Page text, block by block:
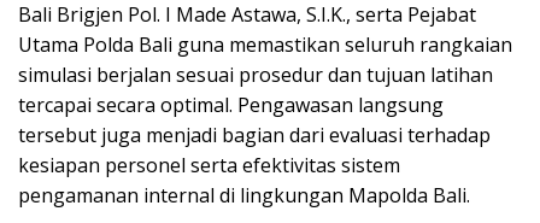
Bali Brigjen Pol. I Made Astawa, S.I.K., serta Pejabat
Utama Polda Bali guna memastikan seluruh rangkaian
simulasi berjalan sesuai prosedur dan tujuan latihan
tercapai secara optimal. Pengawasan langsung
tersebut juga menjadi bagian dari evaluasi terhadap
kesiapan personel serta efektivitas sistem
pengamanan internal di lingkungan Mapolda Bali.